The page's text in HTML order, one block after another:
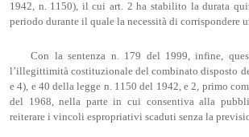
1942, n. 1150), il cui art. 2 ha stabilito la durata
periodo durante il quale la necessità di corrispondere
Con la sentenza n. 179 del 1999, infine,
l’illegittimità costituzionale del combinato disposto
e 4), e 40 della legge n. 1150 del 1942, e 2, primo
del 1968, nella parte in cui consentiva alla
reiterare i vincoli espropriativi scaduti senza la